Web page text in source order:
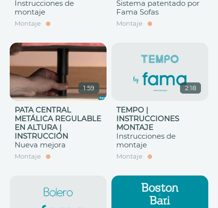
Instrucciones de
montaje
Montaje
Sistema patentado por
Fama Sofas
Montaje
1:59
PATA CENTRAL
METÁLICA REGULABLE
EN ALTURA |
INSTRUCCIÓN
Nueva mejora
Montaje
2:18
TEMPO |
INSTRUCCIONES
MONTAJE
Instrucciones de
montaje
Montaje